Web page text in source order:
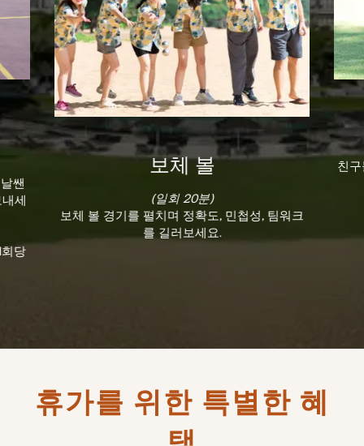
쌘
세
당
보체 볼
(일회 20분)
보체 볼 경기를 펼치며 정확도, 민첩성, 팀워크
를 길러보세요.
친
휴가를 위한 특별한 혜